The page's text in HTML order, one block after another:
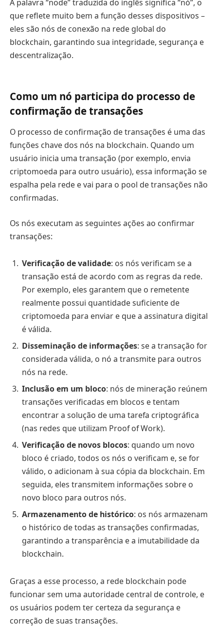
A palavra “node” traduzida do inglês significa “nó”, o
que reflete muito bem a função desses dispositivos –
eles são nós de conexão na rede global do
blockchain, garantindo sua integridade, segurança e
descentralização.
Como um nó participa do processo de
confirmação de transações
O processo de confirmação de transações é uma das
funções chave dos nós na blockchain. Quando um
usuário inicia uma transação (por exemplo, envia
criptomoeda para outro usuário), essa informação se
espalha pela rede e vai para o pool de transações não
confirmadas.
Os nós executam as seguintes ações ao confirmar
transações:
Verificação de validade: os nós verificam se a
transação está de acordo com as regras da rede.
Por exemplo, eles garantem que o remetente
realmente possui quantidade suficiente de
criptomoeda para enviar e que a assinatura digital
é válida.
Disseminação de informações: se a transação for
considerada válida, o nó a transmite para outros
nós na rede.
Inclusão em um bloco: nós de mineração reúnem
transações verificadas em blocos e tentam
encontrar a solução de uma tarefa criptográfica
(nas redes que utilizam Proof of Work).
Verificação de novos blocos: quando um novo
bloco é criado, todos os nós o verificam e, se for
válido, o adicionam à sua cópia da blockchain. Em
seguida, eles transmitem informações sobre o
novo bloco para outros nós.
Armazenamento de histórico: os nós armazenam
o histórico de todas as transações confirmadas,
garantindo a transparência e a imutabilidade da
blockchain.
Graças a esse processo, a rede blockchain pode
funcionar sem uma autoridade central de controle, e
os usuários podem ter certeza da segurança e
correção de suas transações.